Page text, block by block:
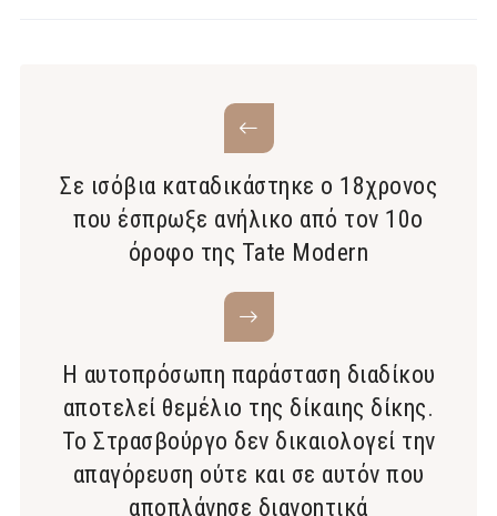
Σε ισόβια καταδικάστηκε ο 18χρονος
που έσπρωξε ανήλικο από τον 10o
όροφο της Tate Modern
H αυτοπρόσωπη παράσταση διαδίκου
αποτελεί θεμέλιο της δίκαιης δίκης.
Το Στρασβούργο δεν δικαιολογεί την
απαγόρευση ούτε και σε αυτόν που
αποπλάνησε διανοητικά